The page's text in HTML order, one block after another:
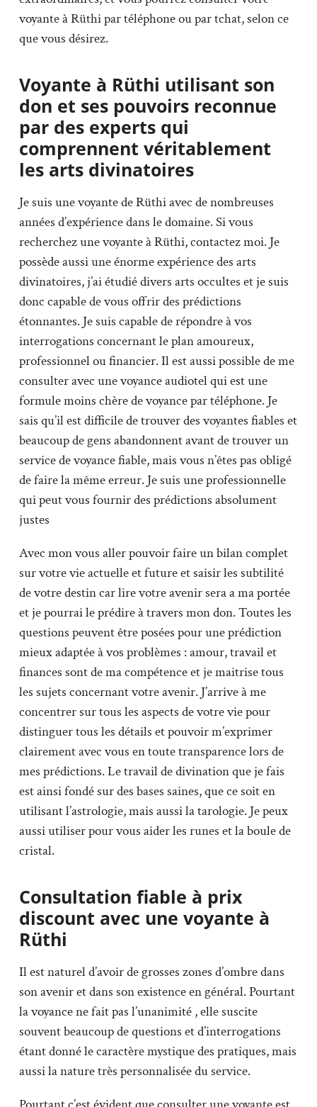
voyante à Rüthi par téléphone ou par tchat, selon ce
que vous désirez.
Voyante à Rüthi utilisant son
don et ses pouvoirs reconnue
par des experts qui
comprennent véritablement
les arts divinatoires
Je suis une voyante de Rüthi avec de nombreuses
années d’expérience dans le domaine. Si vous
recherchez une voyante à Rüthi, contactez moi. Je
possède aussi une énorme expérience des arts
divinatoires, j’ai étudié divers arts occultes et je suis
donc capable de vous offrir des prédictions
étonnantes. Je suis capable de répondre à vos
interrogations concernant le plan amoureux,
professionnel ou financier. Il est aussi possible de me
consulter avec une voyance audiotel qui est une
formule moins chère de voyance par téléphone. Je
sais qu’il est difficile de trouver des voyantes fiables et
beaucoup de gens abandonnent avant de trouver un
service de voyance fiable, mais vous n’êtes pas obligé
de faire la même erreur. Je suis une professionnelle
qui peut vous fournir des prédictions absolument
justes
Avec mon vous aller pouvoir faire un bilan complet
sur votre vie actuelle et future et saisir les subtilité
de votre destin car lire votre avenir sera a ma portée
et je pourrai le prédire à travers mon don. Toutes les
questions peuvent être posées pour une prédiction
mieux adaptée à vos problèmes : amour, travail et
finances sont de ma compétence et je maitrise tous
les sujets concernant votre avenir. J’arrive à me
concentrer sur tous les aspects de votre vie pour
distinguer tous les détails et pouvoir m’exprimer
clairement avec vous en toute transparence lors de
mes prédictions. Le travail de divination que je fais
est ainsi fondé sur des bases saines, que ce soit en
utilisant l’astrologie, mais aussi la tarologie. Je peux
aussi utiliser pour vous aider les runes et la boule de
cristal.
Consultation fiable à prix
discount avec une voyante à
Rüthi
Il est naturel d’avoir de grosses zones d’ombre dans
son avenir et dans son existence en général. Pourtant
la voyance ne fait pas l’unanimité , elle suscite
souvent beaucoup de questions et d’interrogations
étant donné le caractère mystique des pratiques, mais
aussi la nature très personnalisée du service.